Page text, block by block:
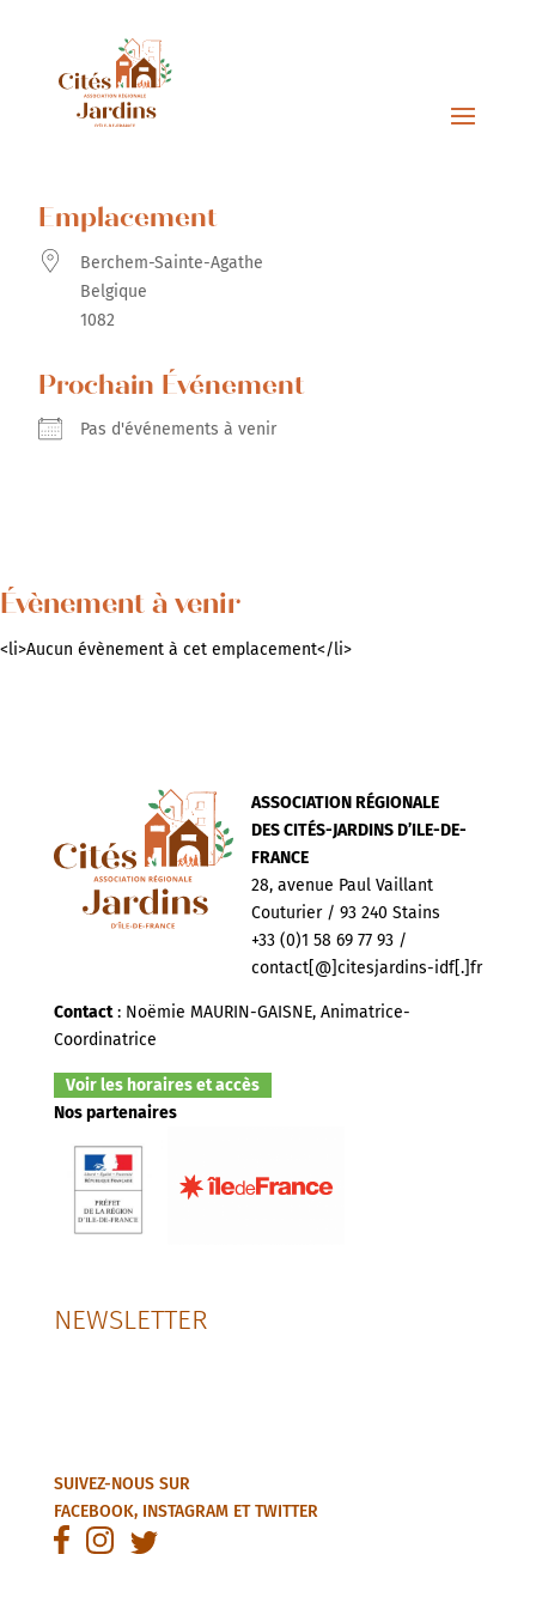
Emplacement
Berchem-Sainte-Agathe
Belgique
1082
Prochain Événement
Pas d'événements à venir
Évènement à venir
<li>Aucun évènement à cet emplacement</li>
ASSOCIATION RÉGIONALE
DES CITÉS-JARDINS D’ILE-DE-
FRANCE
28, avenue Paul Vaillant
Couturier / 93 240 Stains
+33 (0)1 58 69 77 93 /
contact[@]citesjardins-idf[.]fr
Contact: Noëmie MAURIN-GAISNE, Animatrice-
Coordinatrice
Voir les horaires et accès
Nos partenaires
NEWSLETTER
SUIVEZ-NOUS SUR
FACEBOOK, INSTAGRAMETTWITTER